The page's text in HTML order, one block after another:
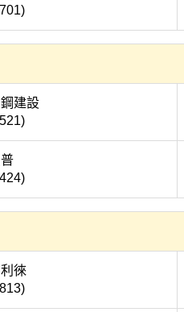
鋼建設
普
利徠